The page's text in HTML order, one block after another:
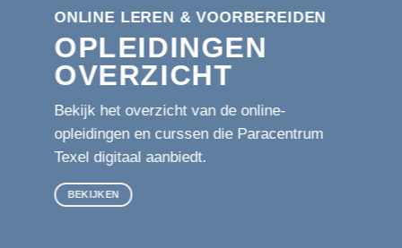
ONLINE LEREN & VOORBEREIDEN
OPLEIDINGEN
OVERZICHT
Bekijk het overzicht van de online-
opleidingen en curssen die Paracentrum
Texel digitaal aanbiedt.
BEKIJKEN